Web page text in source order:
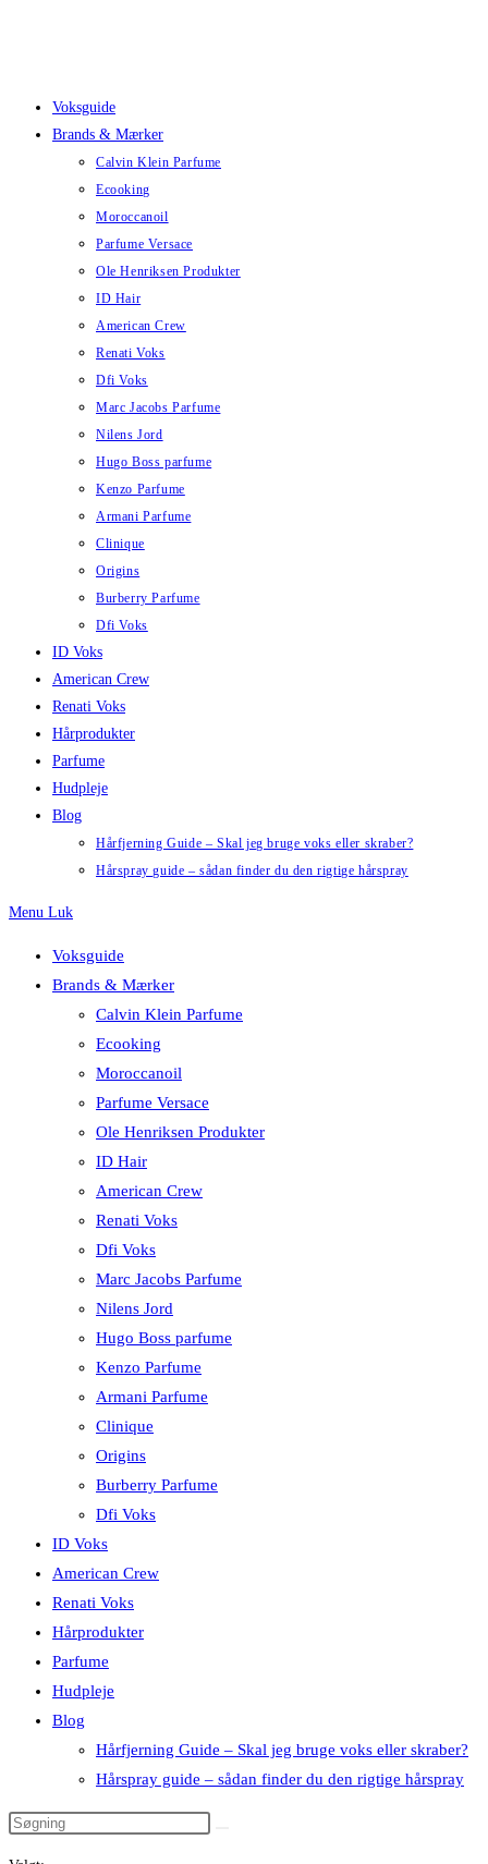
Voksguide
Brands & Mærker
Calvin Klein Parfume
Ecooking
Moroccanoil
Parfume Versace
Ole Henriksen Produkter
ID Hair
American Crew
Renati Voks
Dfi Voks
Marc Jacobs Parfume
Nilens Jord
Hugo Boss parfume
Kenzo Parfume
Armani Parfume
Clinique
Origins
Burberry Parfume
Dfi Voks
ID Voks
American Crew
Renati Voks
Hårprodukter
Parfume
Hudpleje
Blog
Hårfjerning Guide – Skal jeg bruge voks eller skraber?
Hårspray guide – sådan finder du den rigtige hårspray
Menu Luk
Voksguide
Brands & Mærker
Calvin Klein Parfume
Ecooking
Moroccanoil
Parfume Versace
Ole Henriksen Produkter
ID Hair
American Crew
Renati Voks
Dfi Voks
Marc Jacobs Parfume
Nilens Jord
Hugo Boss parfume
Kenzo Parfume
Armani Parfume
Clinique
Origins
Burberry Parfume
Dfi Voks
ID Voks
American Crew
Renati Voks
Hårprodukter
Parfume
Hudpleje
Blog
Hårfjerning Guide – Skal jeg bruge voks eller skraber?
Hårspray guide – sådan finder du den rigtige hårspray